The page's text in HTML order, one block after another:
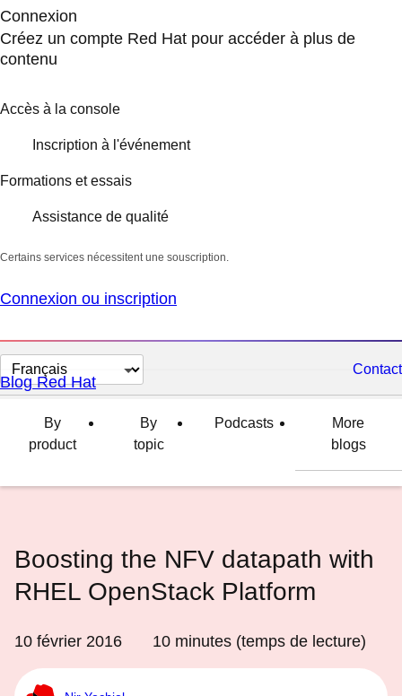
Connexion
Créez un compte Red Hat pour accéder à plus de
contenu
Accès à la console
Inscription à l'événement
Formations et essais
Assistance de qualité
Certains services nécessitent une souscription.
Connexion ou inscription
Changer
la
langue
Contact
Blog Red Hat
By
product
By
topic
Podcasts
More
blogs
Boosting the NFV datapath with
RHEL OpenStack Platform
10 février 2016 10 minutes (temps de lecture)